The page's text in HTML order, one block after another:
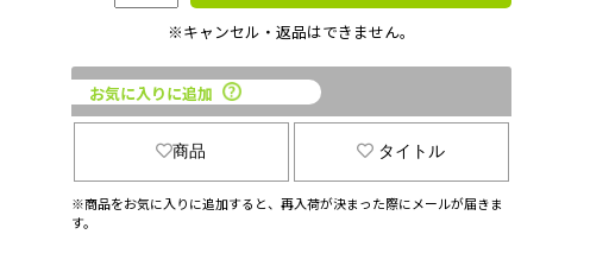
※キャンセル・返品はできません。
お気に入りに追加
商品 タイトル
※商品をお気に入りに追加すると、再入荷が決まった際にメールが届きま
す。